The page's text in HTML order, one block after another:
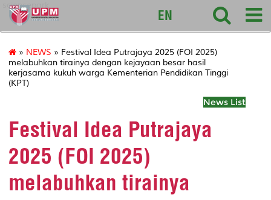
sciencepark
EN
» NEWS » Festival Idea Putrajaya 2025 (FOI 2025)
melabuhkan tirainya dengan kejayaan besar hasil
kerjasama kukuh warga Kementerian Pendidikan Tinggi
(KPT)
News List
Festival Idea Putrajaya
2025 (FOI 2025)
melabuhkan tirainya